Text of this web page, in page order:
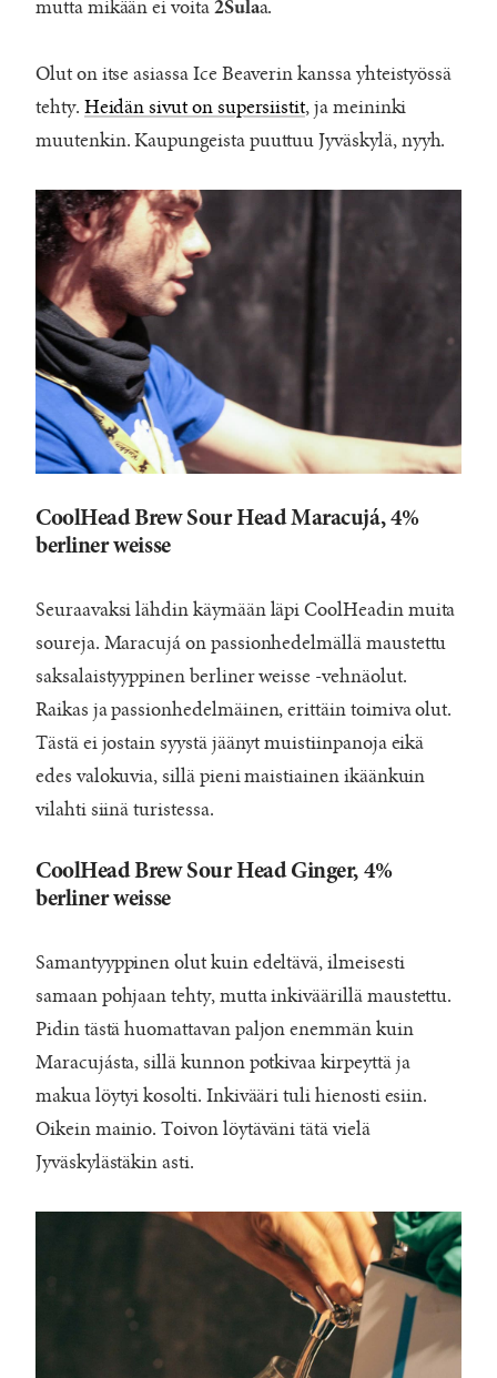
mutta mikään ei voita 2Sulaa.
Olut on itse asiassa Ice Beaverin kanssa yhteistyössä
tehty. Heidän sivut on supersiistit, ja meininki
muutenkin. Kaupungeista puuttuu Jyväskylä, nyyh.
CoolHead Brew Sour Head Maracujá, 4%
berliner weisse
Seuraavaksi lähdin käymään läpi CoolHeadin muita
soureja. Maracujá on passionhedelmällä maustettu
saksalaistyyppinen berliner weisse -vehnäolut.
Raikas ja passionhedelmäinen, erittäin toimiva olut.
Tästä ei jostain syystä jäänyt muistiinpanoja eikä
edes valokuvia, sillä pieni maistiainen ikäänkuin
vilahti siinä turistessa.
CoolHead Brew Sour Head Ginger, 4%
berliner weisse
Samantyyppinen olut kuin edeltävä, ilmeisesti
samaan pohjaan tehty, mutta inkiväärillä maustettu.
Pidin tästä huomattavan paljon enemmän kuin
Maracujásta, sillä kunnon potkivaa kirpeyttä ja
makua löytyi kosolti. Inkivääri tuli hienosti esiin.
Oikein mainio. Toivon löytäväni tätä vielä
Jyväskylästäkin asti.